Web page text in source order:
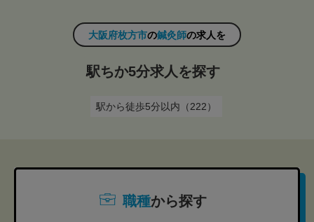
大阪府枚方市の鍼灸師の求人を
駅ちか5分求人を探す
駅から徒歩5分以内（222）
職種から探す